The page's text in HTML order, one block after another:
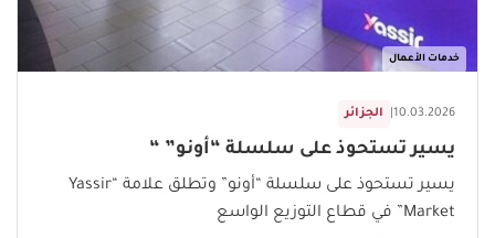
خدمات الأعمال
الجزائر 10.03.2026
يسير تستحوذ على سلسلة “أونو” “
يسير تستحوذ على سلسلة “أونو” وتطلق علامة “Yassir
Market” في قطاع التوزيع الواسع